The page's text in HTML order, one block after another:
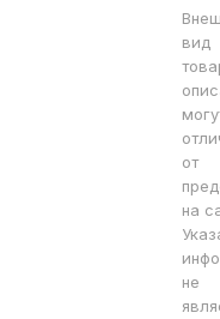
вид
от
на
не